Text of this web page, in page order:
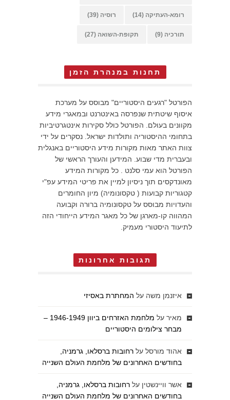
רומא-העתיקה (14) רוסיה (39)
תורכיה (9) תקופת-השואה (27)
תחנות במנהרת הזמן
הפורטל "רגעים היסטוריים" מבוסס על מערכת
איסוף שיטתית שנפרסה באינטרנט ובמאגרי מידע
מקוונים בעולם. הפורטל כולל סקירות אינטגרטיביות
בתחומי ההיסטוריה ותולדות ישראל. נסקרים על ידי
צוות האתר מאות מקורות מידע היסטוריים באנגלית
ובעברית מדי שבוע. המידען והעורך הראשי של
הפורטל הוא עמי סלנט . כל מקורות המידע
מאונדקסים תוך ניסיון למיין את פריטי המידע עפ"י
קטגוריות קבועות ( טקסונומיה) מיון החומרים
והעדויות מבוסס על טקסונומיה ברורה וקבועה
המהווה קו-מארגן של כל מאגר המידע הייחודי הזה
לתיעוד היסטורי מעמיק.
תגובות אחרונות
איזנמן משה על המחתרת באסיזי
מאיר על
מלחמת האזרחים ביוון 1946-1949 –
מבחר צילומים היסטוריים
אהוד מורסל על רחובות ברסלאו, גרמניה,
בחודשים האחרונים של מלחמת העולם השנייה
אשר וויינשטין על רחובות ברסלאו, גרמניה,
בחודשים האחרונים של מלחמת העולם השנייה